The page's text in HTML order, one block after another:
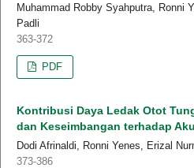
Muhammad Robby Syahputra, Ronni
Padli
363-372
PDF
Kontribusi Daya Ledak Otot
dan Keseimbangan terhadap
Dodi Afrinaldi, Ronni Yenes, Erizal
373-386